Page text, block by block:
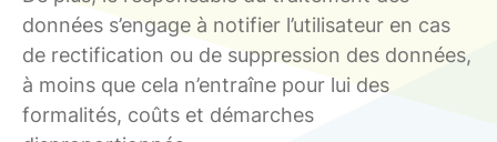
données s’engage à notifier l’utilisateur en cas
de rectification ou de suppression des données,
à moins que cela n’entraîne pour lui des
formalités, coûts et démarches